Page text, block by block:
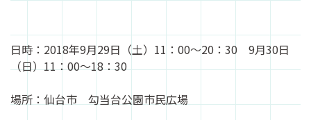
日時：2018年9月29日（土）11：00～20：30 9月30日
（日）11：00～18：30
場所：仙台市 勾当台公園市民広場